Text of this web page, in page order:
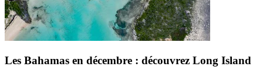
Les Bahamas en décembre : découvrez Long Island